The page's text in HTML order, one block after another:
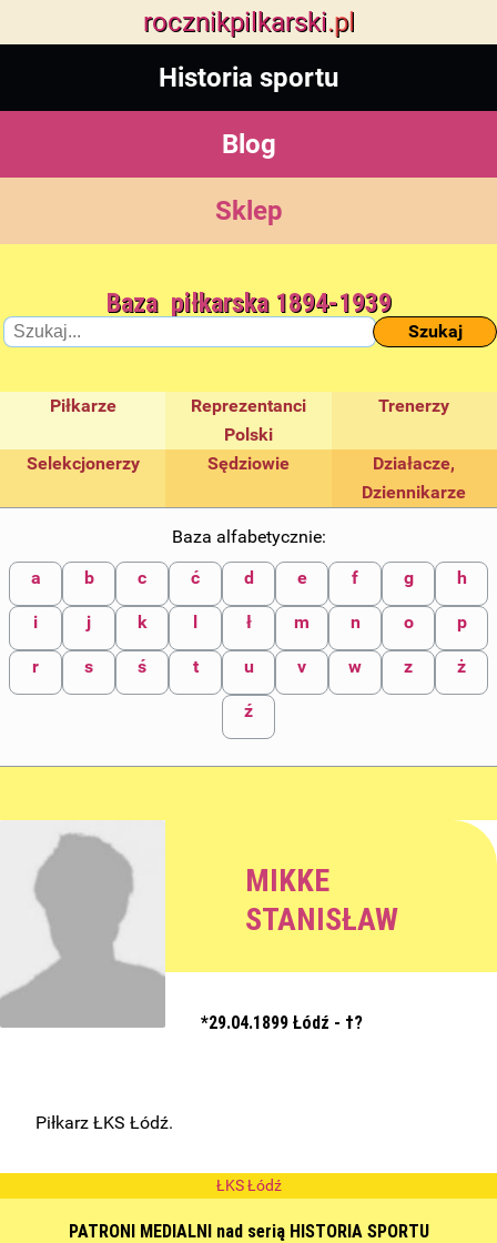
rocznikpilkarski.pl
Historia sportu
Blog
Sklep
Baza piłkarska 1894-1939
Szukaj
Piłkarze
Reprezentanci
Polski
Trenerzy
Selekcjonerzy Sędziowie
Działacze,
Dziennikarze
Baza alfabetycznie:
a
b c ć d e f g h
i j k l ł m n o p
r s ś t u v w z ż
ź
MIKKE
STANISŁAW
*29.04.1899 Łódź - †?
Piłkarz ŁKS Łódź.
ŁKS Łódź
PATRONI MEDIALNI nad serią HISTORIA SPORTU